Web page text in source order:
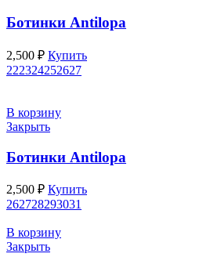
Ботинки Antilopa
2,500 ₽ Купить
222324252627
В корзину
Закрыть
Ботинки Antilopa
2,500 ₽ Купить
262728293031
В корзину
Закрыть